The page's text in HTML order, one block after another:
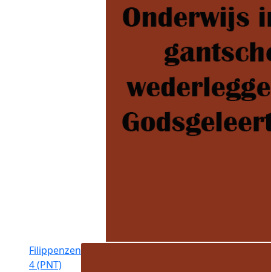
Filippenzen
4 (PNT)